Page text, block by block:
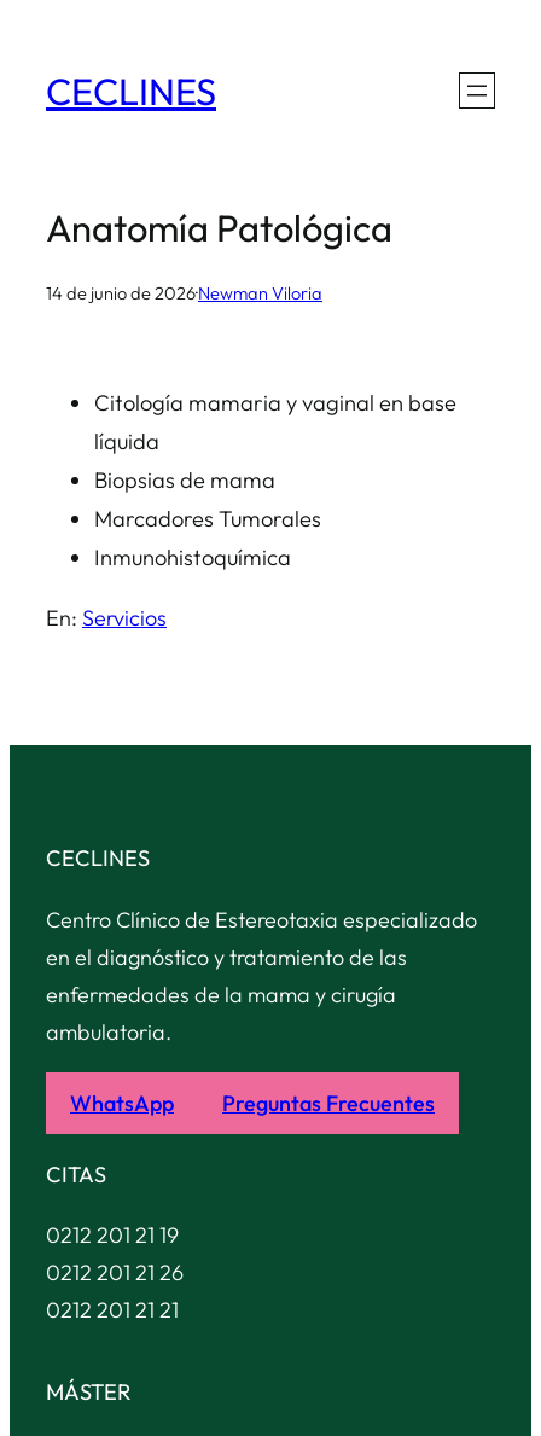
contenido
CECLINES
Anatomía Patológica
14 de junio de 2026·Newman Viloria
Citología mamaria y vaginal en base
líquida
Biopsias de mama
Marcadores Tumorales
Inmunohistoquímica
En: Servicios
CECLINES
Centro Clínico de Estereotaxia especializado
en el diagnóstico y tratamiento de las
enfermedades de la mama y cirugía
ambulatoria.
WhatsApp Preguntas Frecuentes
CITAS
0212 201 21 19
0212 201 21 26
0212 201 21 21
MÁSTER